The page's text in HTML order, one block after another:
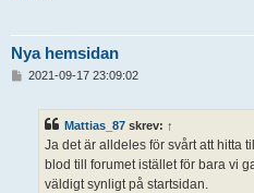
Nya hemsidan
2021-09-17 23:09:02
Mattias_87 skrev: ↑
Ja det är alldeles för svårt att hitta
blod till forumet istället för bara vi
väldigt synligt på startsidan.